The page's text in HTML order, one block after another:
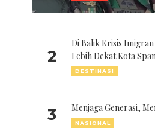
2
Di Balik Krisis
Lebih Dekat Kota
DESTINASI
3 Menjaga Generasi,
NASIONAL